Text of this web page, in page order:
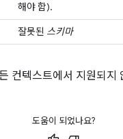
해야 함).
잘못된 스키마
컨텍스트에서 지원되지
도움이 되었나요?